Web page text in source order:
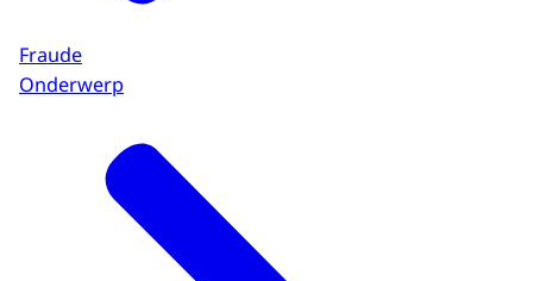
Fraude
Onderwerp